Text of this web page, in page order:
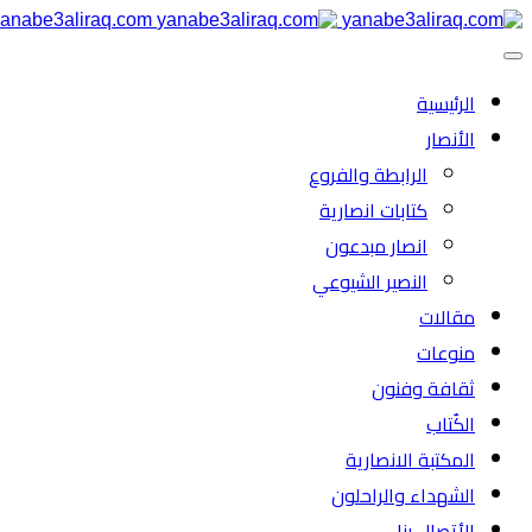
الرئیسية
الأنصار
الرابطة والفروع
كتابات انصارية
انصار مبدعون
النصیر الشیوعي
مقالات
منوعات
ثقافة وفنون
الكُتاب
المكتبة الانصارية
الشهداء والراحلون